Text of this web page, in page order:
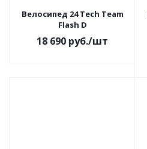
Велосипед 24 Tech Team
Flash D
18 690 руб./шт